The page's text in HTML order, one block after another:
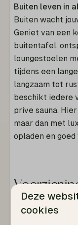
Buiten leven in
Buiten wacht
Geniet van een
buitentafel,
loungestoelen
tijdens een
langzaam tot
beschikt iedere
prive sauna.
maar dan met
opladen en
Badkamer
Deze
cookies